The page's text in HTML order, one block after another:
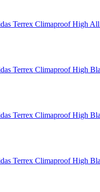
Terrex Climaproof High
Terrex Climaproof High
Terrex Climaproof High
Terrex Climaproof High